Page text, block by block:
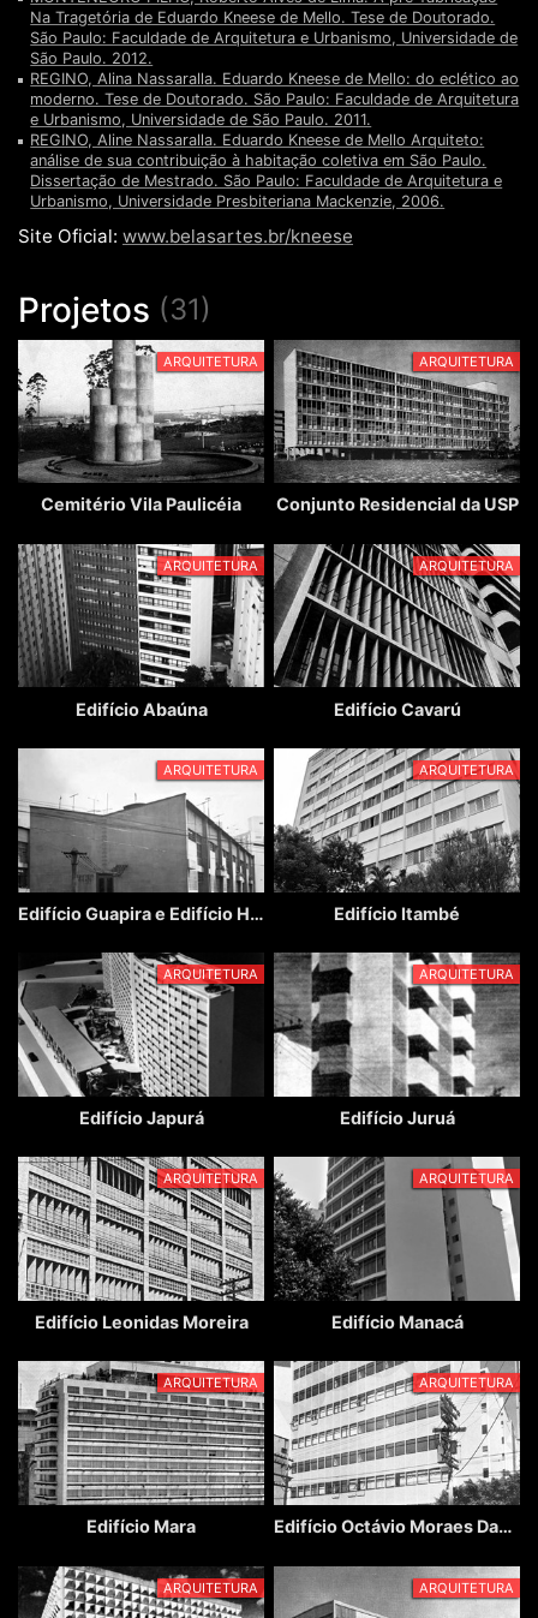
Na Tragetória de Eduardo Kneese de Mello. Tese de Doutorado.
São Paulo: Faculdade de Arquitetura e Urbanismo, Universidade de
São Paulo. 2012.
REGINO, Alina Nassaralla. Eduardo Kneese de Mello: do eclético ao
moderno. Tese de Doutorado. São Paulo: Faculdade de Arquitetura
e Urbanismo, Universidade de São Paulo. 2011.
REGINO, Aline Nassaralla. Eduardo Kneese de Mello Arquiteto:
análise de sua contribuição à habitação coletiva em São Paulo.
Dissertação de Mestrado. São Paulo: Faculdade de Arquitetura e
Urbanismo, Universidade Presbiteriana Mackenzie, 2006.
Site Oficial: www.belasartes.br/kneese
Projetos (31)
ARQUITETURA
Cemitério Vila Paulicéia
ARQUITETURA
Conjunto Residencial da USP
ARQUITETURA
Edifício Abaúna
ARQUITETURA
Edifício Cavarú
ARQUITETURA
Edifício Guapira e Edifício Hicatu
ARQUITETURA
Edifício Itambé
ARQUITETURA
Edifício Japurá
ARQUITETURA
Edifício Juruá
ARQUITETURA
Edifício Leonidas Moreira
ARQUITETURA
Edifício Manacá
ARQUITETURA
Edifício Mara
ARQUITETURA
Edifício Octávio Moraes Dantas
ARQUITETURA ARQUITETURA